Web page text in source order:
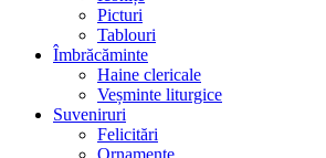
Picturi
Tablouri
Îmbrăcăminte
Haine clericale
Veșminte liturgice
Suveniruri
Felicitări
Ornamente